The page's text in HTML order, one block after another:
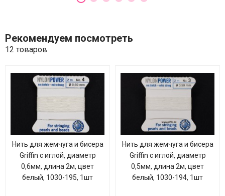
Рекомендуем посмотреть
12 товаров
Нить для жемчуга и бисера
Griffin с иглой, диаметр
0,6мм, длина 2м, цвет
белый, 1030-195, 1шт
Нить для жемчуга и бисера
Griffin с иглой, диаметр
0,5мм, длина 2м, цвет
белый, 1030-194, 1шт